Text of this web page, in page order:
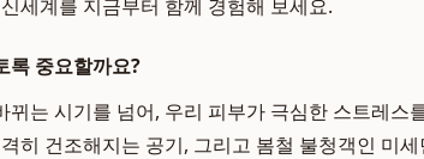
세계를 지금부터 함께 경험해 보세요.
록 중요할까요?
뀌는 시기를 넘어, 우리 피부가 극심한 스트레스
히 건조해지는 공기, 그리고 봄철 불청객인 미